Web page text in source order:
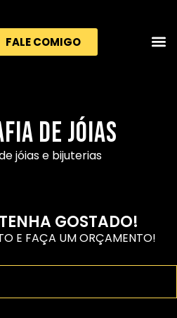
FALE COMIGO
de jóias
jóias e bijuterias
GOSTADO!
E FAÇA UM ORÇAMENTO!